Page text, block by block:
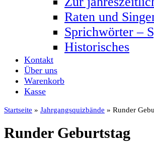
Raten und
Sprichwörter –
Historisches
Kontakt
Über uns
Warenkorb
Kasse
Startseite » Jahrgangsquizbände » Runder
Runder Geburtstag